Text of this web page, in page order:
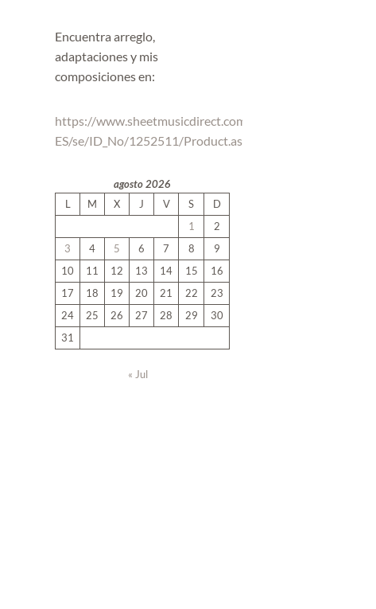
Encuentra arreglo,
adaptaciones y mis
composiciones en:
https://www.sheetmusicdirect.com/es-
ES/se/ID_No/1252511/Product.aspx
agosto 2026
L
M X J V S
D
1
2
3
4 5 6 7 8
9
10
11 12 13 14 15
16
17
18 19 20 21 22
23
24
25 26 27 28 29
30
31
« Jul